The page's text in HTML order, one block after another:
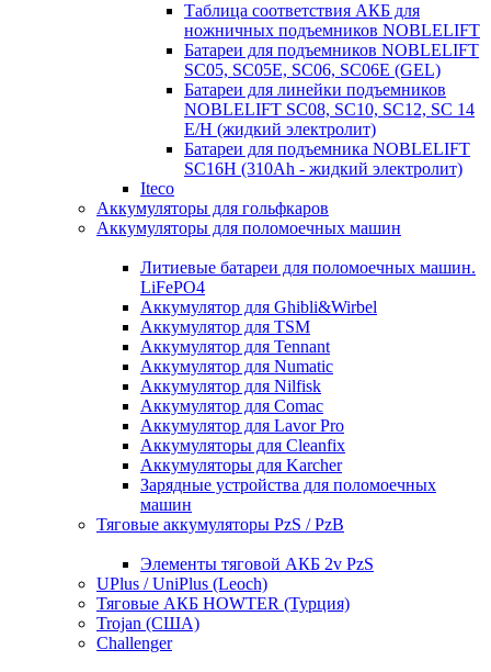
Таблица соответствия АКБ для
ножничных подъемников NOBLELIFT
Батареи для подъемников NOBLELIFT
SC05, SC05E, SC06, SC06E (GEL)
Батареи для линейки подъемников
NOBLELIFT SC08, SC10, SC12, SC 14
E/H (жидкий электролит)
Батареи для подъемника NOBLELIFT
SC16H (310Ah - жидкий электролит)
Iteco
Аккумуляторы для гольфкаров
Аккумуляторы для поломоечных машин
Литиевые батареи для поломоечных машин.
LiFePO4
Аккумулятор для Ghibli&Wirbel
Аккумулятор для TSM
Аккумулятор для Tennant
Аккумулятор для Numatic
Аккумулятор для Nilfisk
Аккумулятор для Comac
Аккумулятор для Lavor Pro
Аккумуляторы для Cleanfix
Аккумуляторы для Karcher
Зарядные устройства для поломоечных
машин
Тяговые аккумуляторы PzS / PzB
Элементы тяговой АКБ 2v PzS
UPlus / UniPlus (Leoch)
Тяговые АКБ HOWTER (Турция)
Trojan (США)
Challenger